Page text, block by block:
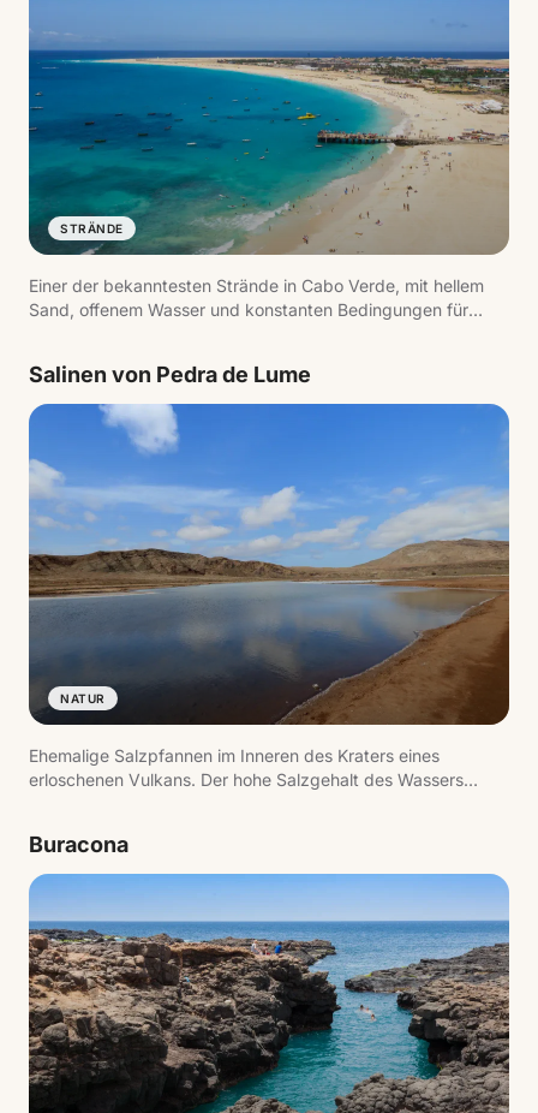
STRÄNDE
Einer der bekanntesten Strände in Cabo Verde, mit hellem
Sand, offenem Wasser und konstanten Bedingungen für
Salinen von Pedra de Lume
NATUR
Ehemalige Salzpfannen im Inneren des Kraters eines
erloschenen Vulkans. Der hohe Salzgehalt des Wassers
Buracona